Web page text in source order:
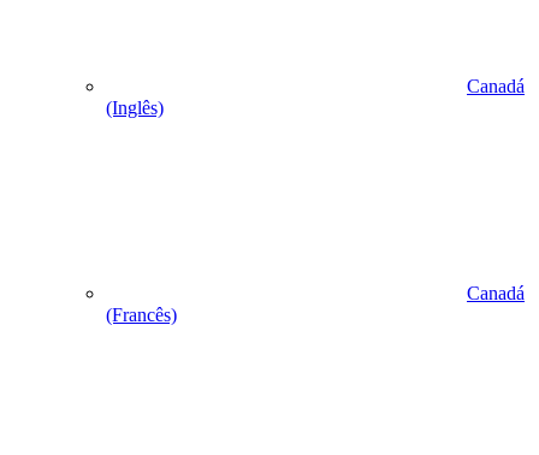
Canadá
(Inglês)
Canadá
(Francês)